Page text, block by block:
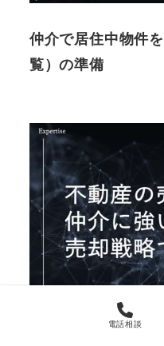
仲介で居住中物件
覧）の準備
電話相談